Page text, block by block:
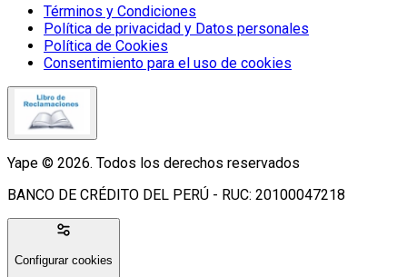
Términos y Condiciones
Política de privacidad y Datos personales
Política de Cookies
Consentimiento para el uso de cookies
Yape © 2026. Todos los derechos reservados
BANCO DE CRÉDITO DEL PERÚ - RUC: 20100047218
Configurar cookies